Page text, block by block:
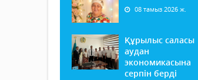
08 тамыз 2026 ж.
Құрылыс саласы
аудан
экономикасына
серпін берді